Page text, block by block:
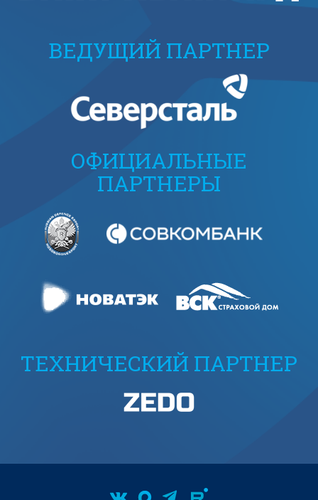
ВЕДУЩИЙ ПАРТНЕР
ОФИЦИАЛЬНЫЕ
ПАРТНЕРЫ
ТЕХНИЧЕСКИЙ ПАРТНЕР